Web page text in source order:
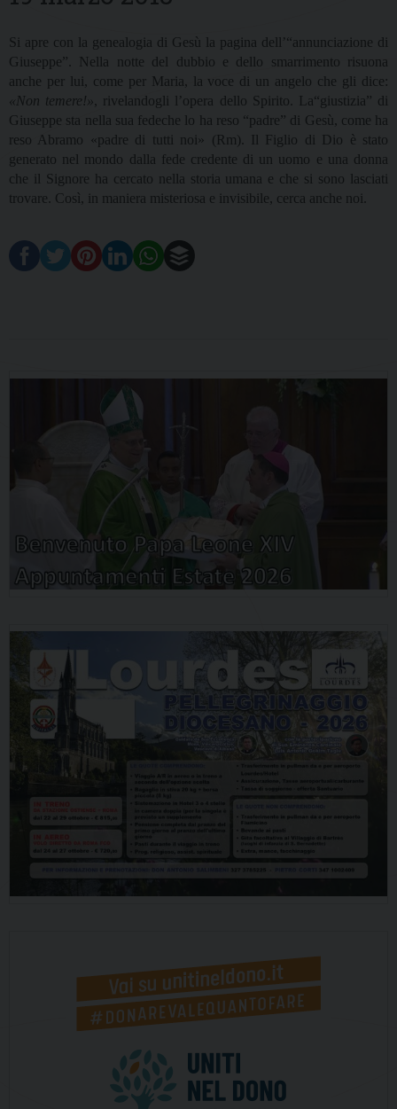
Si apre con la genealogia di Gesù la pagina dell’“annunciazione di
Giuseppe”. Nella notte del dubbio e dello smarrimento risuona
anche per lui, come per Maria, la voce di un angelo che gli dice:
«Non temere!», rivelandogli l’opera dello Spirito. La“giustizia” di
Giuseppe sta nella sua fedeche lo ha reso “padre” di Gesù, come ha
reso Abramo «padre di tutti noi» (Rm). Il Figlio di Dio è stato
generato nel mondo dalla fede credente di un uomo e una donna
che il Signore ha cercato nella storia umana e che si sono lasciati
trovare. Così, in maniera misteriosa e invisibile, cerca anche noi.